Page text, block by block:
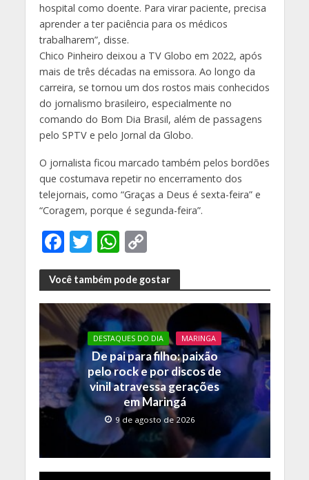
hospital como doente. Para virar paciente, precisa
aprender a ter paciência para os médicos
trabalharem”, disse.
Chico Pinheiro deixou a TV Globo em 2022, após
mais de três décadas na emissora. Ao longo da
carreira, se tornou um dos rostos mais conhecidos
do jornalismo brasileiro, especialmente no
comando do Bom Dia Brasil, além de passagens
pelo SPTV e pelo Jornal da Globo.
O jornalista ficou marcado também pelos bordões
que costumava repetir no encerramento dos
telejornais, como “Graças a Deus é sexta-feira” e
“Coragem, porque é segunda-feira”.
F
ac
e
b
o
o
k
T
w
itt
er
W
h
at
s
A
p
p
C
o
p
y
Li
n
k
Você também pode gostar
DESTAQUES DO DIA MARINGA
De pai para filho: paixão
pelo rock e por discos de
vinil atravessa gerações
em Maringá
9 de agosto de 2026